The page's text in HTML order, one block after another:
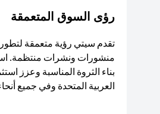
رؤى السوق المتعمقة
تقدم سيتي رؤية متعمقة
منشورات ونشرات منتظمة.
بناء الثروة المناسبة وعزز
العربية المتحدة وفي جميع